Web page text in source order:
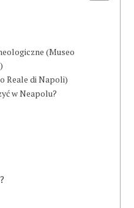
(Museo
Reale di Napoli)
w Neapolu?